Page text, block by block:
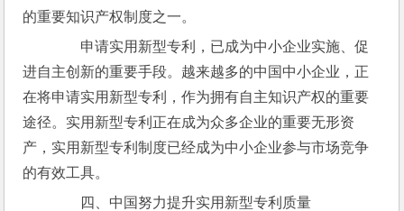
的重要知识产权制度之一。
申请实用新型专利，已成为中小企业实施、促
进自主创新的重要手段。越来越多的中国中小企业，正
在将申请实用新型专利，作为拥有自主知识产权的重要
途径。实用新型专利正在成为众多企业的重要无形资
产，实用新型专利制度已经成为中小企业参与市场竞争
的有效工具。
四、中国努力提升实用新型专利质量